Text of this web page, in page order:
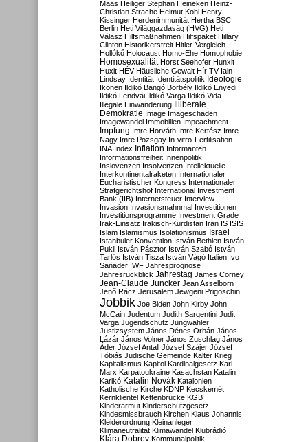
Maas Heiliger Stephan Heineken Heinz-
Christian Strache Helmut Kohl Henry
Kissinger Herdenimmunität Hertha BSC
Berlin Heti Világgazdaság (HVG) Heti
Válasz Hilfsmaßnahmen Hilfspaket Hillary
Clinton Historikerstreit Hitler-Vergleich
Hollókő Holocaust Homo-Ehe Homophobie
Homosexualität Horst Seehofer Hunxit
Huxit HÉV Häusliche Gewalt Hír TV Iain
Lindsay Identität Identitätspolitik Ideologie
Ikonen Ildikó Bangó Borbély Ildikó Enyedi
Ildikó Lendvai Ildikó Varga Ildikó Vida
Illegale Einwanderung Illiberale
Demokratie Image Imageschaden
Imagewandel Immobilien Impeachment
Impfung Imre Horváth Imre Kertész Imre
Nagy Imre Pozsgay In-vitro-Fertilisation
INA Index Inflation Informanten
Informationsfreiheit Innenpolitik
Inslovenzen Insolvenzen Intellektuelle
Interkontinentalraketen Internationaler
Eucharistischer Kongress Internationaler
Strafgerichtshof International Investment
Bank (IIB) Internetsteuer Interview
Invasion Invasionsmahnmal Investitionen
Investitionsprogramme Investment Grade
Irak-Einsatz Irakisch-Kurdistan Iran IS ISIS
Islam Islamismus Isolationismus Israel
Istanbuler Konvention István Bethlen István
Pukli István Pásztor István Szabó István
Tarlós István Tisza István Vágó Italien Ivo
Sanader IWF Jahresprognose
Jahresrückblick Jahrestag James Corney
Jean-Claude Juncker Jean Asselborn
Jenő Rácz Jerusalem Jewgeni Prigoschin
Jobbik Joe Biden John Kirby John
McCain Judentum Judith Sargentini Judit
Varga Jugendschutz Jungwähler
Justizsystem János Dénes Orbán János
Lázár János Volner János Zuschlag János
Áder József Antall József Szájer József
Tóbiás Jüdische Gemeinde Kalter Krieg
Kapitalismus Kapitol Kardinalgesetz Karl
Marx Karpatoukraine Kasachstan Katalin
Karikó Katalin Novák Katalonien
Katholische Kirche KDNP Kecskemét
Kernklientel Kettenbrücke KGB
Kinderarmut Kinderschutzgesetz
Kindesmissbrauch Kirchen Klaus Johannis
Kleiderordnung Kleinanleger
Klimaneutralität Klimawandel Klubrádió
Klára Dobrev Kommunalpolitik